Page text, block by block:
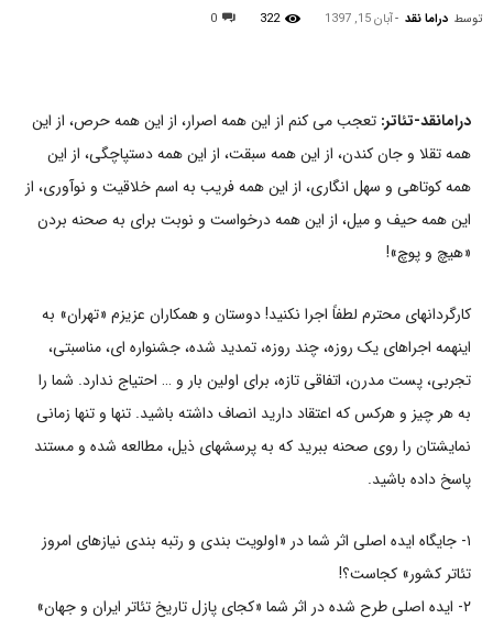
توسط دراما نقد -آبان 15, 1397 322
0
درامانقد-تئاتر: تعجب می کنم از این همه اصرار، از این همه حرص، از این
همه تقلا و جان کندن، از این همه سبقت، از این همه دستپاچگی، از این
همه کوتاهی و سهل انگاری، از این همه فریب به اسم خلاقیت و نوآوری، از
این همه حیف و میل، از این همه درخواست و نوبت برای به صحنه بردن
«هیچ و پوچ»!
کارگردانهای محترم لطفاً اجرا نکنید! دوستان و همکاران عزیزم «تهران» به
اینهمه اجراهای یک روزه، چند روزه، تمدید شده، جشنواره ای، مناسبتی،
تجربی، پست مدرن، اتفاقی تازه، برای اولین بار و … احتیاج ندارد. شما را
به هر چیز و هرکس که اعتقاد دارید انصاف داشته باشید. تنها و تنها زمانی
نمایشتان را روی صحنه ببرید که به پرسشهای ذیل، مطالعه شده و مستند
پاسخ داده باشید.
۱- جایگاه ایده اصلی اثر شما در «اولویت بندی و رتبه بندی نیازهای امروز
تئاتر کشور» کجاست؟!
۲- ایده اصلی طرح شده در اثر شما «کجای پازل تاریخ تئاتر ایران و جهان»